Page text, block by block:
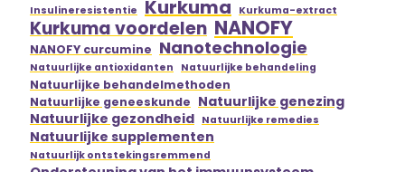
Insulineresistentie Kurkuma Kurkuma-extract
Kurkuma voordelen NANOFY
NANOFY curcumine Nanotechnologie
Natuurlijke antioxidanten Natuurlijke behandeling
Natuurlijke behandelmethoden
Natuurlijke geneeskunde Natuurlijke genezing
Natuurlijke gezondheid Natuurlijke remedies
Natuurlijke supplementen
Natuurlijk ontstekingsremmend